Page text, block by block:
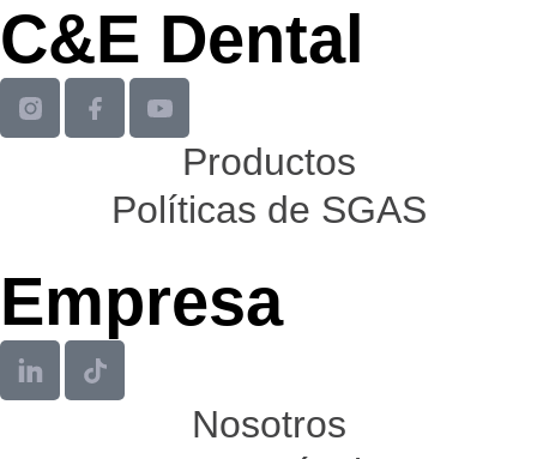
C&E Dental
Productos
Políticas de SGAS
Empresa
Nosotros